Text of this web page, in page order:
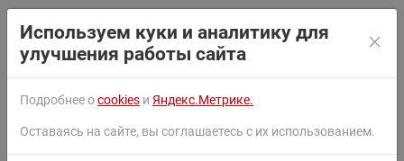
171R4224
поршневой компрессор R2D4E4B
Используем куки и аналитику для
улучшения работы сайта
Подробнее оcookies и Яндекс.Метрике.
Оставаясь на сайте, вы соглашаетесь с их использованием.